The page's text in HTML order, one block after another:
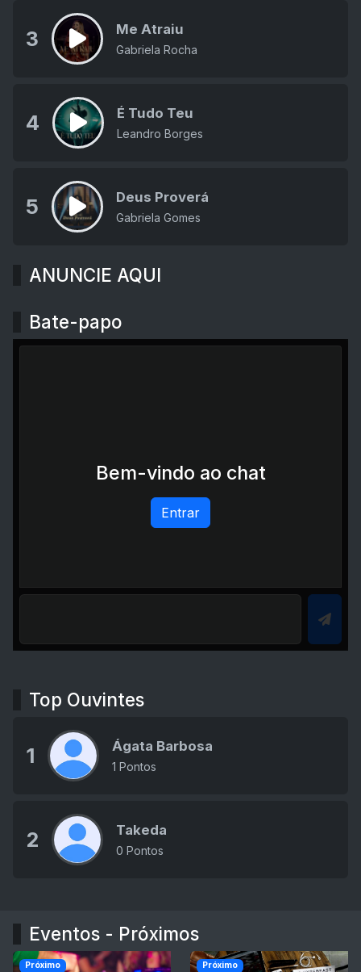
3 Me Atraiu
Gabriela Rocha
4 É Tudo Teu
Leandro Borges
5 Deus Proverá
Gabriela Gomes
ANUNCIE AQUI
Bate-papo
Bem-vindo ao chat
Entrar
Top Ouvintes
1 Ágata Barbosa
1 Pontos
2 Takeda
0 Pontos
Eventos - Próximos
Próximo Próximo